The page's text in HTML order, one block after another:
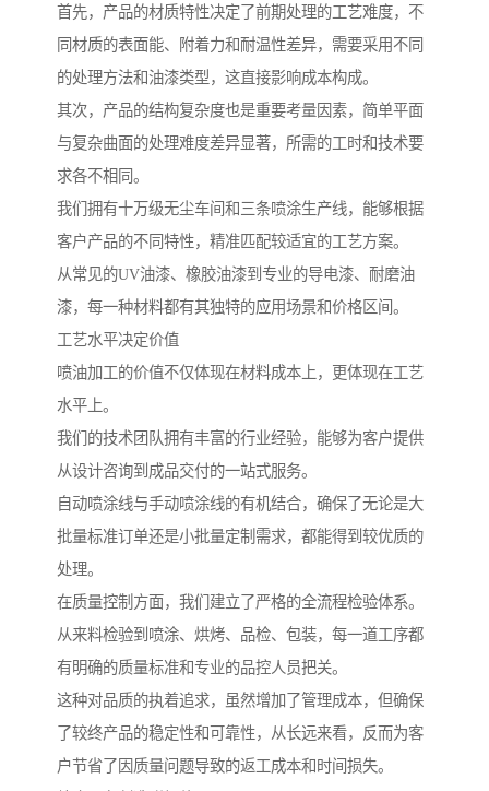
首先，产品的材质特性决定了前期处理的工艺难度，不
同材质的表面能、附着力和耐温性差异，需要采用不同
的处理方法和油漆类型，这直接影响成本构成。
其次，产品的结构复杂度也是重要考量因素，简单平面
与复杂曲面的处理难度差异显著，所需的工时和技术要
求各不相同。
我们拥有十万级无尘车间和三条喷涂生产线，能够根据
客户产品的不同特性，精准匹配较适宜的工艺方案。
从常见的UV油漆、橡胶油漆到专业的导电漆、耐磨油
漆，每一种材料都有其独特的应用场景和价格区间。
工艺水平决定价值
喷油加工的价值不仅体现在材料成本上，更体现在工艺
水平上。
我们的技术团队拥有丰富的行业经验，能够为客户提供
从设计咨询到成品交付的一站式服务。
自动喷涂线与手动喷涂线的有机结合，确保了无论是大
批量标准订单还是小批量定制需求，都能得到较优质的
处理。
在质量控制方面，我们建立了严格的全流程检验体系。
从来料检验到喷涂、烘烤、品检、包装，每一道工序都
有明确的质量标准和专业的品控人员把关。
这种对品质的执着追求，虽然增加了管理成本，但确保
了较终产品的稳定性和可靠性，从长远来看，反而为客
户节省了因质量问题导致的返工成本和时间损失。